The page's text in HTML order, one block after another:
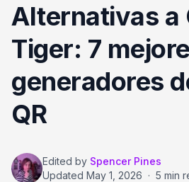
Alternativas a
Tiger: 7
generadores
QR
Edited by Spencer Pines
Updated May 1, 2026 · 5 min